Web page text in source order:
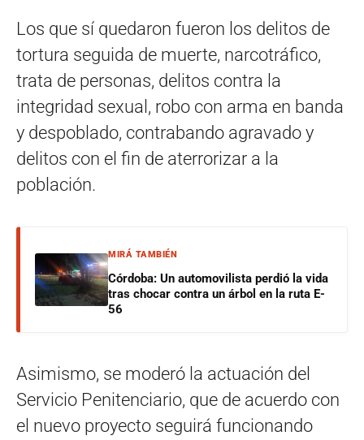
Los que sí quedaron fueron los delitos de
tortura seguida de muerte, narcotráfico,
trata de personas, delitos contra la
integridad sexual, robo con arma en banda
y despoblado, contrabando agravado y
delitos con el fin de aterrorizar a la
población.
MIRÁ TAMBIÉN
Córdoba: Un automovilista perdió la vida
tras chocar contra un árbol en la ruta E-
56
Asimismo, se moderó la actuación del
Servicio Penitenciario, que de acuerdo con
el nuevo proyecto seguirá funcionando